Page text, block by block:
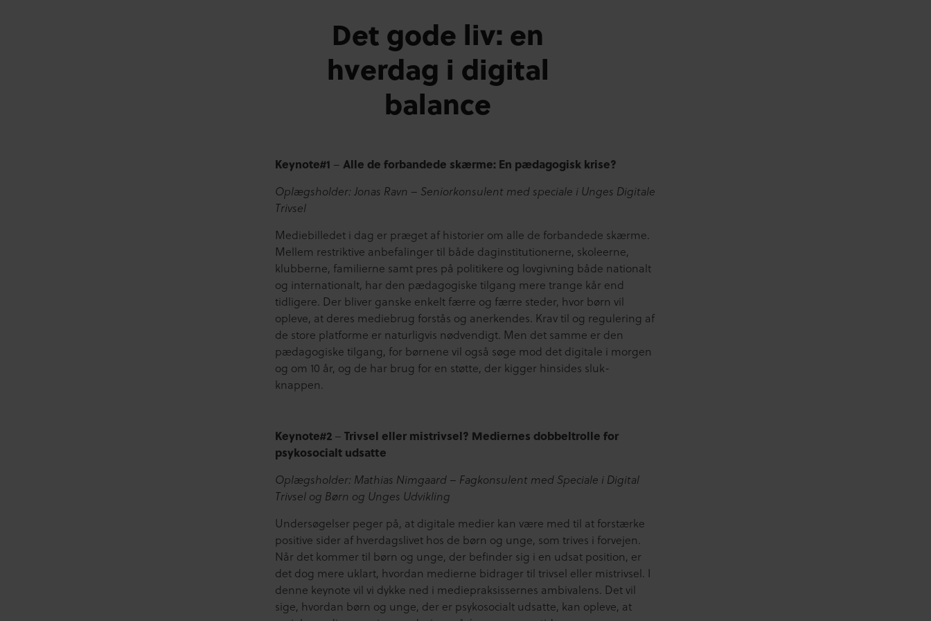
Det gode liv: en
hverdag i digital
balance
Keynote#1 – Alle de forbandede skærme: En pædagogisk krise?
Oplægsholder: Jonas Ravn – Seniorkonsulent med speciale i Unges Digitale
Trivsel
Mediebilledet i dag er præget af historier om alle de forbandede skærme.
Mellem restriktive anbefalinger til både daginstitutionerne, skoleerne,
klubberne, familierne samt pres på politikere og lovgivning både nationalt
og internationalt, har den pædagogiske tilgang mere trange kår end
tidligere. Der bliver ganske enkelt færre og færre steder, hvor børn vil
opleve, at deres mediebrug forstås og anerkendes. Krav til og regulering af
de store platforme er naturligvis nødvendigt. Men det samme er den
pædagogiske tilgang, for børnene vil også søge mod det digitale i morgen
og om 10 år, og de har brug for en støtte, der kigger hinsides sluk-
knappen.
Keynote#2 – Trivsel eller mistrivsel? Mediernes dobbeltrolle for
psykosocialt udsatte
Oplægsholder: Mathias Nimgaard – Fagkonsulent med Speciale i Digital
Trivsel og Børn og Unges Udvikling
Undersøgelser peger på, at digitale medier kan være med til at forstærke
positive sider af hverdagslivet hos de børn og unge, som trives i forvejen.
Når det kommer til børn og unge, der befinder sig i en udsat position, er
det dog mere uklart, hvordan medierne bidrager til trivsel eller mistrivsel. I
denne keynote vil vi dykke ned i mediepraksissernes ambivalens. Det vil
sige, hvordan børn og unge, der er psykosocialt udsatte, kan opleve, at